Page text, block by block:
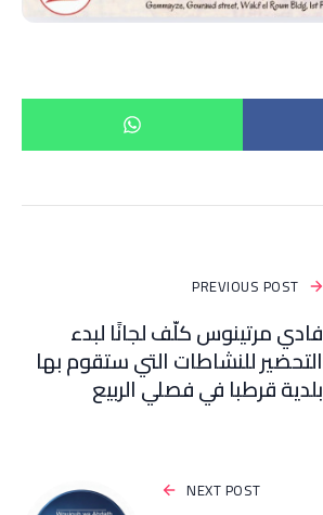
PREVIOUS POST
فادي مرتينوس كلّف لجانًا لبدء
التحضير للنشاطات التي ستقوم بها
بلدية قرطبا في فصلي الربيع
NEXT POST